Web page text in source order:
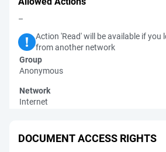
–
Action 'Read' will be available if you
from another network
Group
Anonymous
Network
Internet
DOCUMENT ACCESS RIGHTS